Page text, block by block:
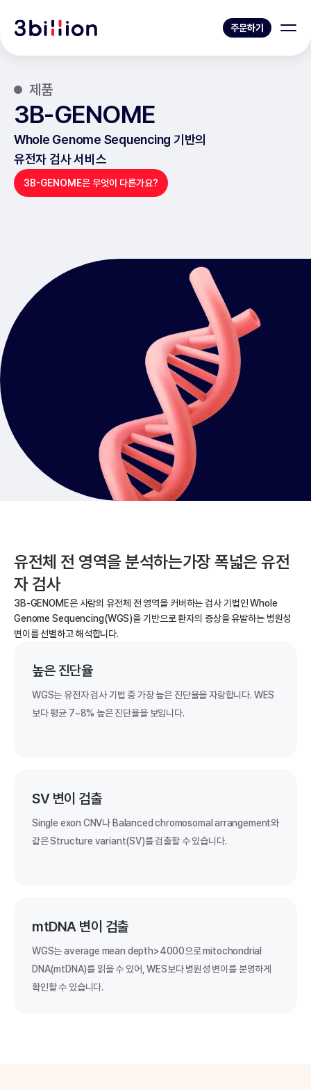
주문하기
제품
3B-GENOME
Whole Genome Sequencing 기반의
유전자 검사 서비스
3B-GENOME은 무엇이 다른가요?
유전체 전 영역을 분석하는가장 폭넓은 유전
자 검사
3B-GENOME은 사람의 유전체 전 영역을 커버하는 검사 기법인 Whole
Genome Sequencing(WGS)을 기반으로환자의 증상을 유발하는 병원성
변이를 선별하고 해석합니다.
높은 진단율
WGS는 유전자 검사 기법 중 가장 높은 진단율을 자랑합니다. WES
보다 평균 7~8% 높은 진단율을 보입니다.
SV 변이 검출
Single exon CNV나 Balanced chromosomal arrangement와
같은 Structure variant(SV)를 검출할 수 있습니다.
mtDNA 변이 검출
WGS는 average mean depth>4000으로 mitochondrial
DNA(mtDNA)를 읽을 수 있어, WES보다 병원성 변이를 분명하게
확인할 수 있습니다.